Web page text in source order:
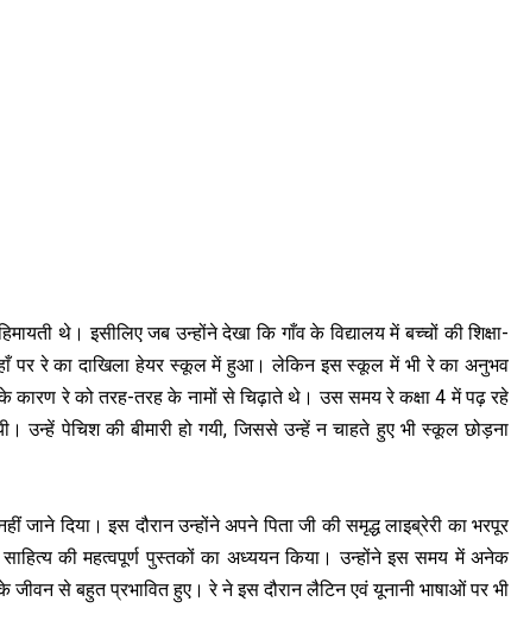
थे। इसीलिए जब उन्‍होंने देखा कि गाँव के विद्यालय में बच्‍चों की शिक्षा-
पर रे का दाखिला हेयर स्‍कूल में हुआ। लेकिन इस स्‍कूल में भी रे का अनुभव
कारण रे को तरह-तरह के नामों से चिढ़ाते थे। उस समय रे कक्षा 4 में पढ़ रहे
पेचिश की बीमारी हो गयी, जिससे उन्‍हें न चाहते हुए भी स्‍कूल छोड़ना
दिया। इस दौरान उन्‍होंने अपने पिता जी की समृद्ध लाइब्रेरी का भरपूर
की महत्‍वपूर्ण पुस्‍तकों का अध्‍ययन किया। उन्‍होंने इस समय में अनेक
जीवन से बहुत प्रभावित हुए। रे ने इस दौरान लैटिन एवं यूनानी भाषाओं पर भी